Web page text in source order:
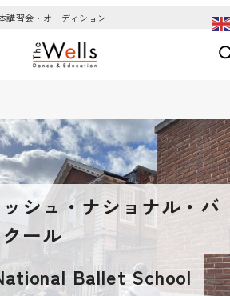
講習会・オーディション
シュ・ナショナル・バ
ール
Ballet School